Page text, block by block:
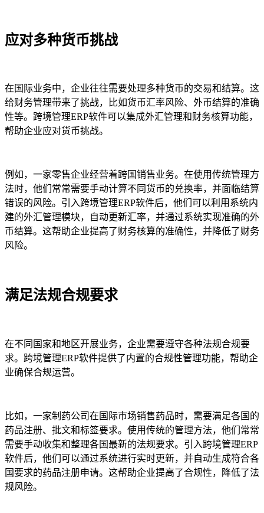
应对多种货币挑战
在国际业务中，企业往往需要处理多种货币的交易和结算。这
给财务管理带来了挑战，比如货币汇率风险、外币结算的准确
性等。跨境管理ERP软件可以集成外汇管理和财务核算功能，
帮助企业应对货币挑战。
例如，一家零售企业经营着跨国销售业务。在使用传统管理方
法时，他们常常需要手动计算不同货币的兑换率，并面临结算
错误的风险。引入跨境管理ERP软件后，他们可以利用系统内
建的外汇管理模块，自动更新汇率，并通过系统实现准确的外
币结算。这帮助企业提高了财务核算的准确性，并降低了财务
风险。
满足法规合规要求
在不同国家和地区开展业务，企业需要遵守各种法规合规要
求。跨境管理ERP软件提供了内置的合规性管理功能，帮助企
业确保合规运营。
比如，一家制药公司在国际市场销售药品时，需要满足各国的
药品注册、批文和标签要求。使用传统的管理方法，他们常常
需要手动收集和整理各国最新的法规要求。引入跨境管理ERP
软件后，他们可以通过系统进行实时更新，并自动生成符合各
国要求的药品注册申请。这帮助企业提高了合规性，降低了法
规风险。